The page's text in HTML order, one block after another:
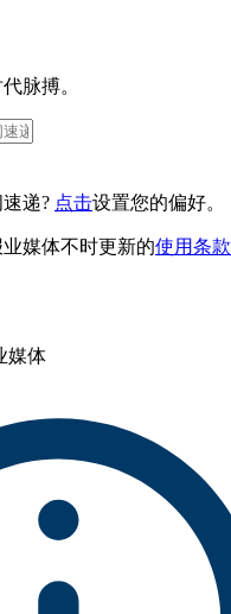
脉搏。
递? 点击设置您的偏好。
媒体不时更新的使用条款
媒体